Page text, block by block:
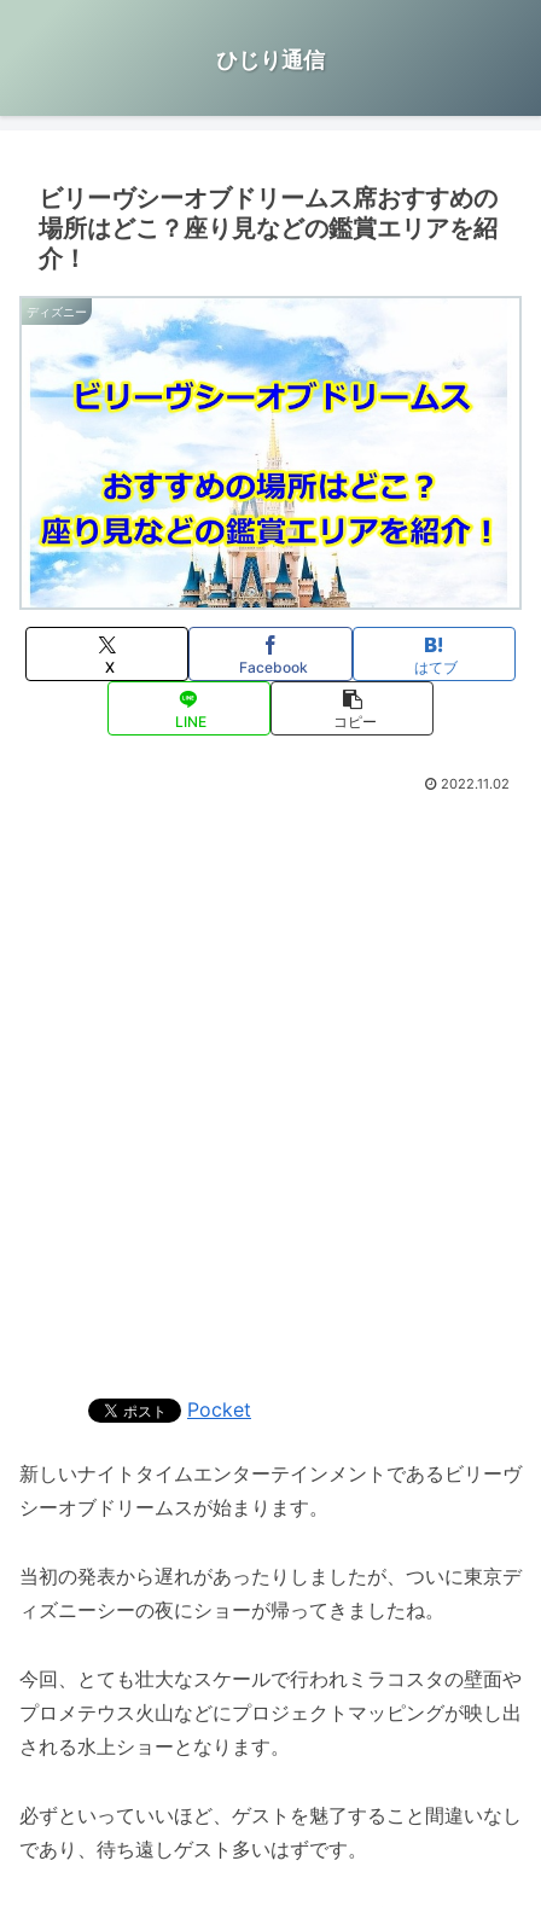
ひじり通信
ビリーヴシーオブドリームス席おすすめの
場所はどこ？座り見などの鑑賞エリアを紹
介！
ディズニー
X Facebook はてブ
LINE コピー
2022.11.02
Pocket
新しいナイトタイムエンターテインメントであるビリーヴ
シーオブドリームスが始まります。
当初の発表から遅れがあったりしましたが、ついに東京デ
ィズニーシーの夜にショーが帰ってきましたね。
今回、とても壮大なスケールで行われミラコスタの壁面や
プロメテウス火山などにプロジェクトマッピングが映し出
される水上ショーとなります。
必ずといっていいほど、ゲストを魅了すること間違いなし
であり、待ち遠しゲスト多いはずです。